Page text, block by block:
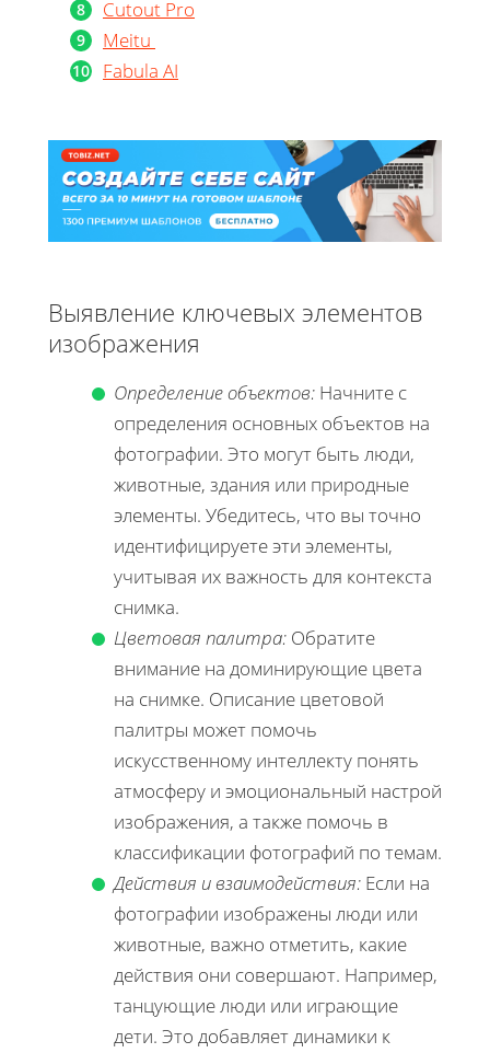
Cutout Pro
Meitu
Fabula AI
Выявление ключевых элементов
изображения
Определение объектов: Начните с
определения основных объектов на
фотографии. Это могут быть люди,
животные, здания или природные
элементы. Убедитесь, что вы точно
идентифицируете эти элементы,
учитывая их важность для контекста
снимка.
Цветовая палитра: Обратите
внимание на доминирующие цвета
на снимке. Описание цветовой
палитры может помочь
искусственному интеллекту понять
атмосферу и эмоциональный настрой
изображения, а также помочь в
классификации фотографий по темам.
Действия и взаимодействия: Если на
фотографии изображены люди или
животные, важно отметить, какие
действия они совершают. Например,
танцующие люди или играющие
дети. Это добавляет динамики к